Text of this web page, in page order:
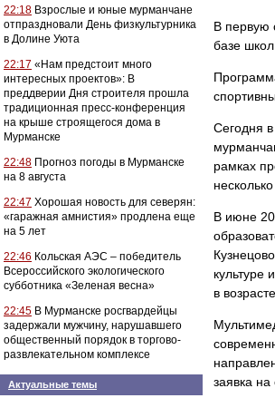
22:18 Взрослые и юные мурманчане
отпраздновали День физкультурника
в Долине Уюта
22:17 «Нам предстоит много
интересных проектов»: В
преддверии Дня строителя прошла
традиционная пресс-конференция
на крыше строящегося дома в
Мурманске
22:48 Прогноз погоды в Мурманске
на 8 августа
22:47 Хорошая новость для северян:
«гаражная амнистия» продлена еще
на 5 лет
22:46 Кольская АЭС – победитель
Всероссийского экологического
субботника «Зеленая весна»
22:45 В Мурманске росгвардейцы
задержали мужчину, нарушавшего
общественный порядок в торгово-
развлекательном комплексе
Актуальные темы
В первую
базе
Сегодня
рамках
В июне
культуре
в
заявка